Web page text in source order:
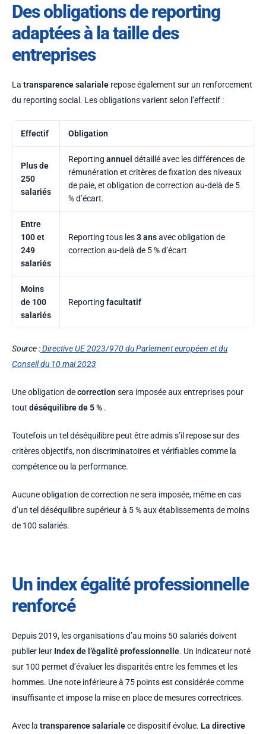
Des obligations de reporting
adaptées à la taille des
entreprises
La transparence salariale repose également sur un renforcement
du reporting social. Les obligations varient selon l’effectif :
Effectif Obligation
Plus de
250
salariés
Reporting annuel détaillé avec les différences de
rémunération et critères de fixation des niveaux
de paie, et obligation de correction au-delà de 5
% d’écart.
Entre
100 et
249
salariés
Reporting tous les3 ansavec obligation de
correction au-delà de 5 % d’écart
Moins
de 100
salariés
Reporting facultatif
Source :Directive UE 2023/970 du Parlement européen et du
Conseil du 10 mai 2023
Une obligation decorrection sera imposée aux entreprises pour
tout déséquilibre de 5 % .
Toutefois un tel déséquilibre peut être admis s’il repose sur des
critères objectifs, non discriminatoires et vérifiables comme la
compétence ou la performance.
Aucune obligation de correction ne sera imposée, même en cas
d’un tel déséquilibre supérieur à 5 % aux établissements de moins
de 100 salariés.
Un index égalité professionnelle
renforcé
Depuis 2019, les organisations d’au moins 50 salariés doivent
publier leur Index de l’égalité professionnelle. Un indicateur noté
sur 100 permet d’évaluer les disparités entre les femmes et les
hommes. Une note inférieure à 75 points est considérée comme
insuffisante et impose la mise en place de mesures correctrices.
Avec la transparence salarialece dispositif évolue. La directive